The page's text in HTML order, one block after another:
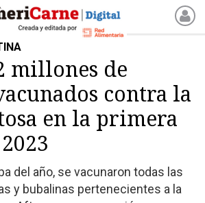
millones de
contra la
en la primera
del año, se vacunaron todas las
y bubalinas pertenecientes a la